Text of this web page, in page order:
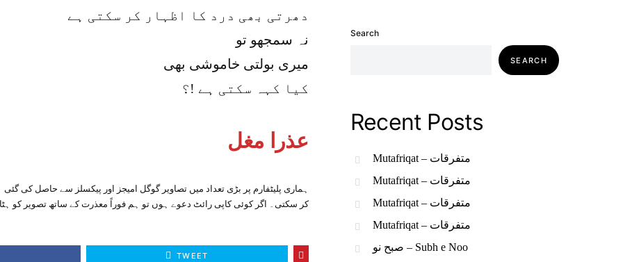
دھرتی بھی درد کا اظہار کر سکتی ہے
نہ سمجھو تو
میری بولتی خاموشی بھی
کیا کہہ سکتی ہے !؟
عذرا مغل
ہماری پلیٹفارم پر بڑی تعداد میں تصاویر گوگل امیجز اور پیکسلز سے حاصل کی
کر سکتی۔ اگر کوئی کاپی رائٹ دعوے ہوں تو ہم فوراً معذرت کے ساتھ تصویر کو
TWEET
Search
SEARCH
Recent Posts
Mutafriqat – متفرقات
Mutafriqat – متفرقات
Mutafriqat – متفرقات
Mutafriqat – متفرقات
صبح نو – Subh e Noo